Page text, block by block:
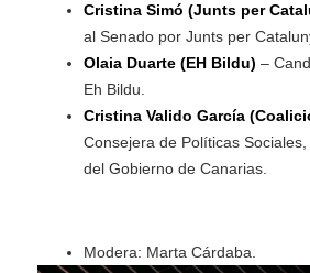
Cristina Simó (Junts per
al Senado por Junts per
Olaia Duarte (EH Bildu) –
Eh Bildu.
Cristina Valido García
Consejera de Políticas
del Gobierno de Canarias.
Modera: Marta Cárdaba.